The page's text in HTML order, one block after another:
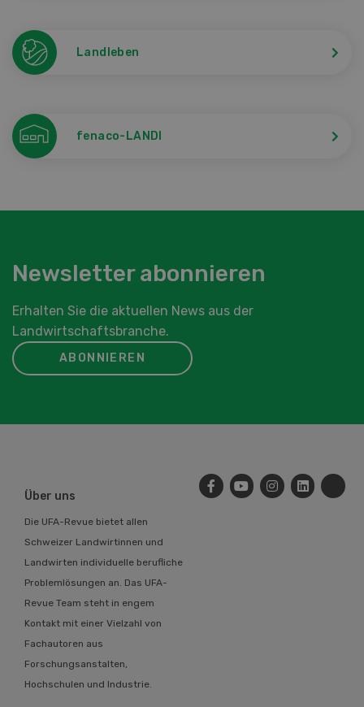
Landleben
fenaco-LANDI
Newsletter abonnieren
Erhalten Sie die aktuellen News aus der
Landwirtschaftsbranche.
ABONNIEREN
Über uns
Die UFA-Revue bietet allen
Schweizer Landwirtinnen und
Landwirten individuelle berufliche
Problemlösungen an. Das UFA-
Revue Team steht in engem
Kontakt mit einer Vielzahl von
Fachautoren aus
Forschungsanstalten,
Hochschulen und Industrie.